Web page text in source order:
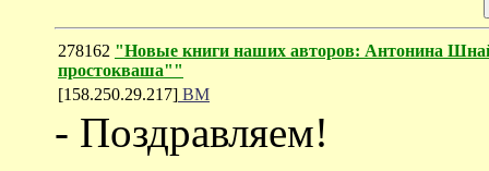
278162 "Новые книги наших авторов: Антонина
простокваша""
[158.250.29.217] ВМ
- Поздравляем!